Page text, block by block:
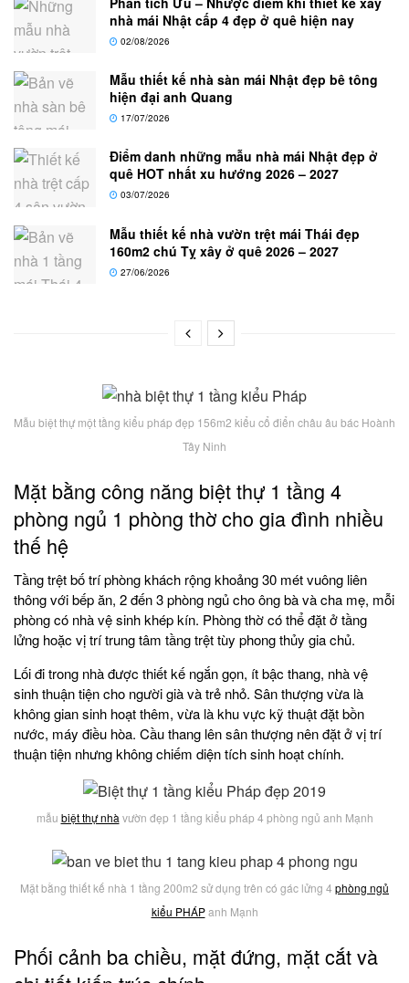
nhà mái Nhật cấp 4 đẹp ở quê hiện nay
02/08/2026
Mẫu thiết kế nhà sàn mái Nhật đẹp bê tông
hiện đại anh Quang
17/07/2026
Điểm danh những mẫu nhà mái Nhật đẹp ở
quê HOT nhất xu hướng 2026 – 2027
03/07/2026
Mẫu thiết kế nhà vườn trệt mái Thái đẹp
160m2 chú Tỵ xây ở quê 2026 – 2027
27/06/2026
Mẫu biệt thự một tầng kiểu pháp đẹp 156m2 kiểu cổ điển châu âu bác Hoành
Tây Ninh
Mặt bằng công năng biệt thự 1 tầng 4
phòng ngủ 1 phòng thờ cho gia đình nhiều
thế hệ
Tầng trệt bố trí phòng khách rộng khoảng 30 mét vuông liên
thông với bếp ăn, 2 đến 3 phòng ngủ cho ông bà và cha mẹ, mỗi
phòng có nhà vệ sinh khép kín. Phòng thờ có thể đặt ở tầng
lửng hoặc vị trí trung tâm tầng trệt tùy phong thủy gia chủ.
Lối đi trong nhà được thiết kế ngắn gọn, ít bậc thang, nhà vệ
sinh thuận tiện cho người già và trẻ nhỏ. Sân thượng vừa là
không gian sinh hoạt thêm, vừa là khu vực kỹ thuật đặt bồn
nước, máy điều hòa. Cầu thang lên sân thượng nên đặt ở vị trí
thuận tiện nhưng không chiếm diện tích sinh hoạt chính.
mẫu biệt thự nhà vườn đẹp 1 tầng kiểu pháp 4 phòng ngủ anh Mạnh
Mặt bằng thiết kế nhà 1 tầng 200m2 sử dụng trên có gác lửng 4 phòng ngủ
kiểu PHÁPanh Mạnh
Phối cảnh ba chiều, mặt đứng, mặt cắt và